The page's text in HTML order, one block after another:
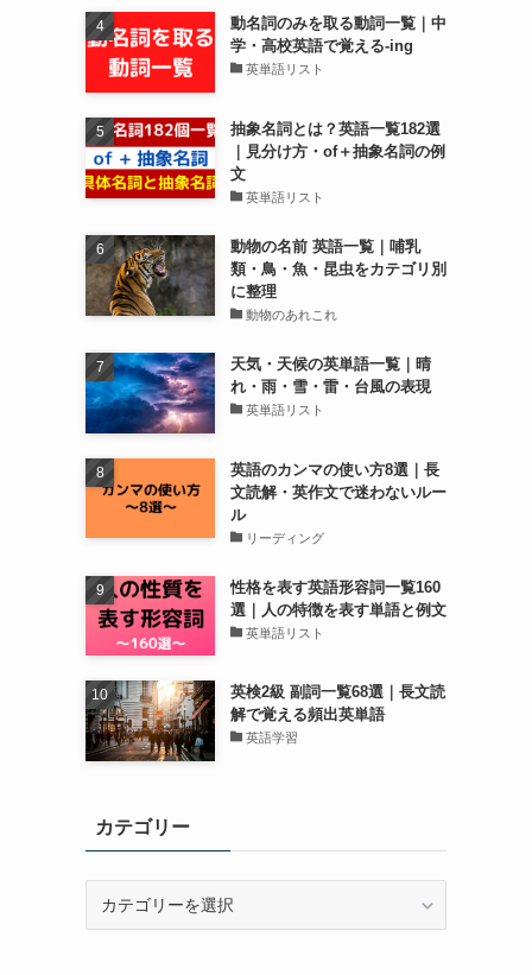
動名詞のみを取る動詞一覧｜中
学・高校英語で覚える-ing
英単語リスト
抽象名詞とは？英語一覧182選
｜見分け方・of＋抽象名詞の例
文
英単語リスト
動物の名前 英語一覧｜哺乳
類・鳥・魚・昆虫をカテゴリ別
に整理
動物のあれこれ
天気・天候の英単語一覧｜晴
れ・雨・雪・雷・台風の表現
英単語リスト
英語のカンマの使い方8選｜長
文読解・英作文で迷わないルー
ル
リーディング
性格を表す英語形容詞一覧160
選｜人の特徴を表す単語と例文
英単語リスト
英検2級 副詞一覧68選｜長文読
解で覚える頻出英単語
英語学習
カテゴリー